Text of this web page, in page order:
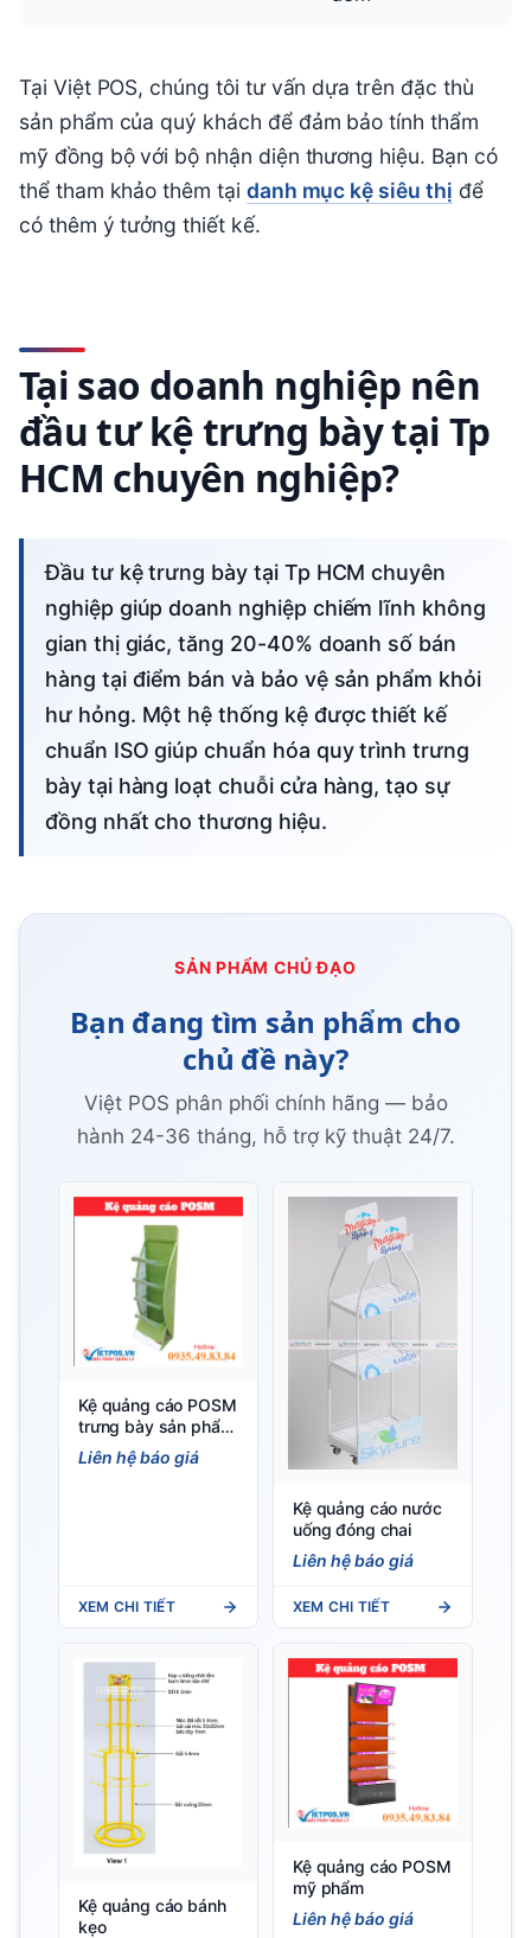
Tại Việt POS, chúng tôi tư vấn dựa trên đặc thù
sản phẩm của quý khách để đảm bảo tính thẩm
mỹ đồng bộ với bộ nhận diện thương hiệu. Bạn có
thể tham khảo thêm tại danh mục kệ siêu thị để
có thêm ý tưởng thiết kế.
Tại sao doanh nghiệp nên
đầu tư kệ trưng bày tại Tp
HCM chuyên nghiệp?
Đầu tư kệ trưng bày tại Tp HCM chuyên
nghiệp giúp doanh nghiệp chiếm lĩnh không
gian thị giác, tăng 20-40% doanh số bán
hàng tại điểm bán và bảo vệ sản phẩm khỏi
hư hỏng. Một hệ thống kệ được thiết kế
chuẩn ISO giúp chuẩn hóa quy trình trưng
bày tại hàng loạt chuỗi cửa hàng, tạo sự
đồng nhất cho thương hiệu.
SẢN PHẨM CHỦ ĐẠO
Bạn đang tìm sản phẩm cho
chủ đề này?
Việt POS phân phối chính hãng — bảo
hành 24-36 tháng, hỗ trợ kỹ thuật 24/7.
Kệ quảng cáo POSM
trưng bày sản phẩm
khuyến mãi
Liên hệ báo giá
XEM CHI TIẾT
Kệ quảng cáo nước
uống đóng chai
Liên hệ báo giá
XEM CHI TIẾT
Kệ quảng cáo bánh
kẹo
Kệ quảng cáo POSM
mỹ phẩm
Liên hệ báo giá